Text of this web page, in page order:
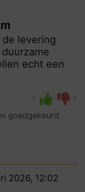
levering
echt een
0 0
goedgekeurd.
2026, 12:02